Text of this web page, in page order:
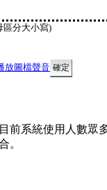
區分大小寫)
放圖檔聲音
前系統使用人數眾
。